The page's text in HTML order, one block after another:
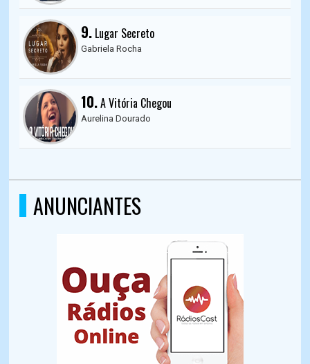
9. Lugar Secreto
Gabriela Rocha
10.A Vitória Chegou
Aurelina Dourado
ANUNCIANTES